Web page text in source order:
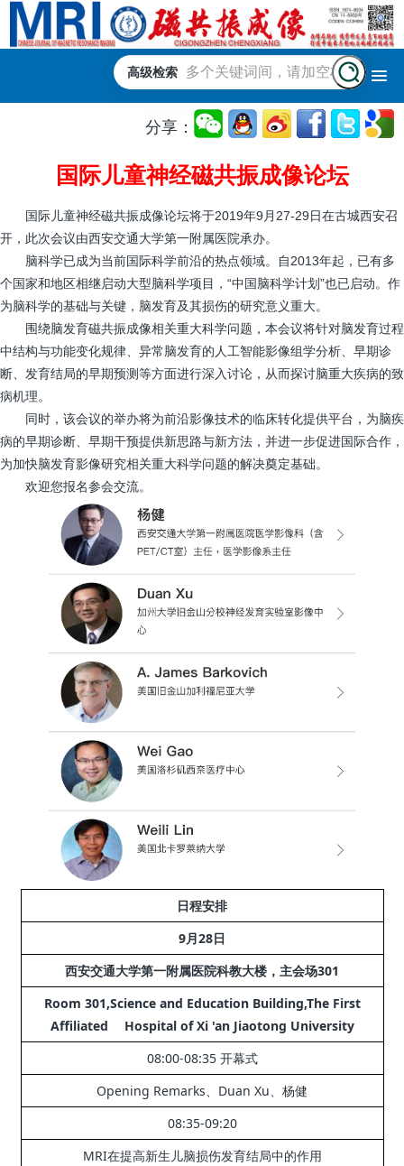
高级检索
分享：
国际儿童神经磁共振成像论坛
国际儿童神经磁共振成像论坛将于2019年9月27-29日在古城西安召
开，此次会议由西安交通大学第一附属医院承办。
脑科学已成为当前国际科学前沿的热点领域。自2013年起，已有多
个国家和地区相继启动大型脑科学项目，“中国脑科学计划”也已启动。作
为脑科学的基础与关键，脑发育及其损伤的研究意义重大。
围绕脑发育磁共振成像相关重大科学问题，本会议将针对脑发育过程
中结构与功能变化规律、异常脑发育的人工智能影像组学分析、早期诊
断、发育结局的早期预测等方面进行深入讨论，从而探讨脑重大疾病的致
病机理。
同时，该会议的举办将为前沿影像技术的临床转化提供平台，为脑疾
病的早期诊断、早期干预提供新思路与新方法，并进一步促进国际合作，
为加快脑发育影像研究相关重大科学问题的解决奠定基础。
欢迎您报名参会交流。
日程安排
9月28日
西安交通大学第一附属医院科教大楼，主会场301
Room 301,Science and Education Building,The First
Affiliated Hospital of Xi 'an Jiaotong University
08:00-08:35 开幕式
Opening Remarks、Duan Xu、杨健
08:35-09:20
MRI在提高新生儿脑损伤发育结局中的作用